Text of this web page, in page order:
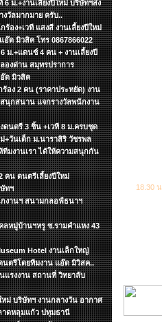
ม.+งานเลี้ยงปีใหม่ บริษัทฯส่ง
งวัลมากมาย ครับ..
อง+เวที แสงสี งานเลี้ยงปีใหม่
ด มิวสิค โทร 0867866022
ม.+แดนซ์ 4 คน + งานเลี้ยงปี
องด่าน สมุทรปราการ
ด มิวสิค
อง 2 คน (ราคาประหยัด) งาน
นุกสนาน แจกรางวัลพนักงาน
นตรี 3 ชิ้น +เวที 8 ม.ครบชุด
+วันเด็ก ม.นาราสิริ วัชรพล
ทีมงานเรา ได้ให้ความสนุกกัน
คน ดนตรีเลี้ยงปีใหม่
ทฯ
กงานฯ สนามกลอฟ์ธนาฯ
หมู่บ้านฯหรู ซ.รามคำแหง 43
Hotel งานเล็กใหญ่
นตรีโดยทีมงาน แอ๊ด มิวิสค..
แรงงาน สถานที่ วิทยาลับ
ม่ บริษัทฯ งานกลางวัน อากาศ
าดหลุมแก้ว ปทุมธานี
18.30